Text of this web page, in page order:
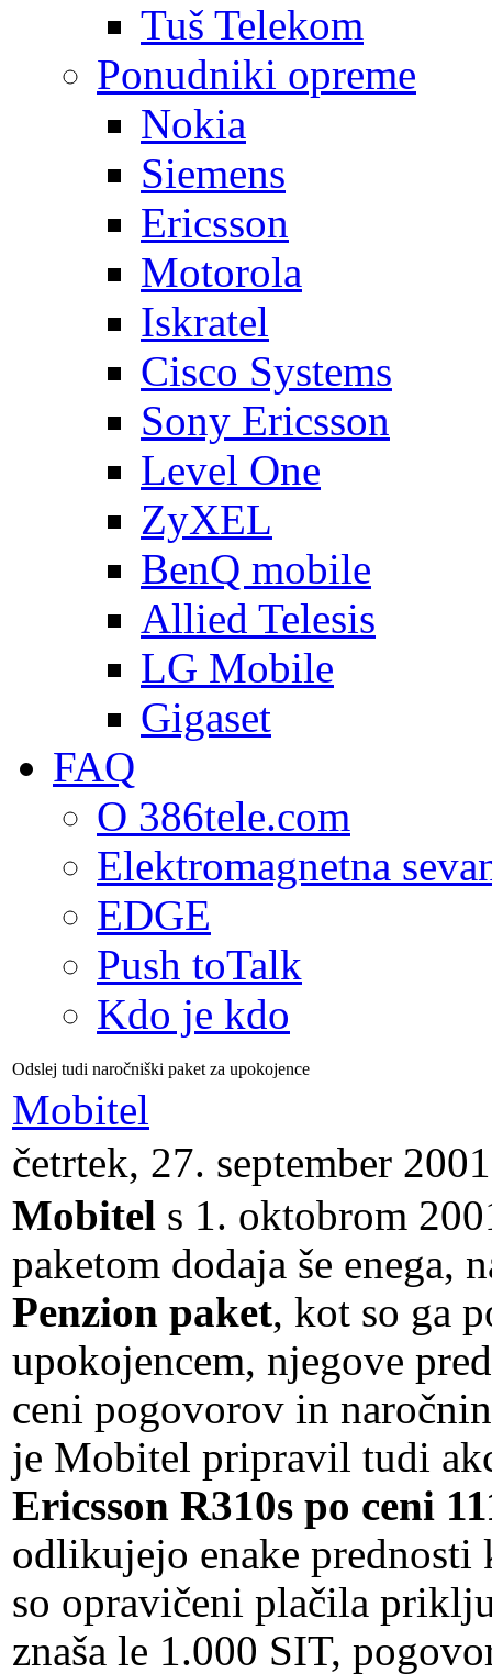
Tuš Telekom
Ponudniki opreme
Nokia
Siemens
Ericsson
Motorola
Iskratel
Cisco Systems
Sony Ericsson
Level One
ZyXEL
BenQ mobile
Allied Telesis
LG Mobile
Gigaset
FAQ
O 386tele.com
Elektromagnetna
EDGE
Push toTalk
Kdo je kdo
Odslej tudi naročniški paket za upokojence
Mobitel
četrtek, 27. september 2001
Mobitel s 1. oktobrom
paketom dodaja še enega,
Penzion paket, kot so ga
upokojencem, njegove
ceni pogovorov in
je Mobitel pripravil tudi
Ericsson R310s po ceni
odlikujejo enake
so opravičeni plačila
znaša le 1.000 SIT,